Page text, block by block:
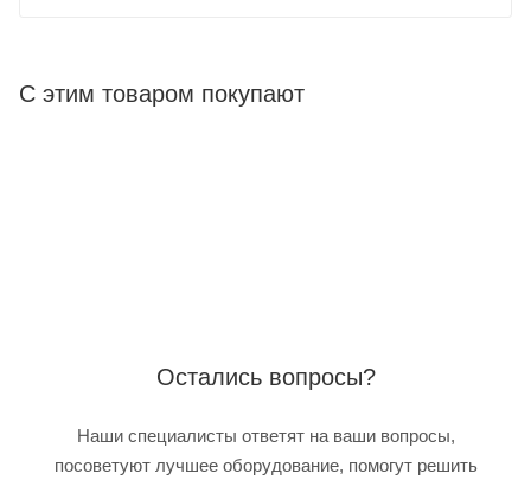
С этим товаром покупают
Остались вопросы?
Наши специалисты ответят на ваши вопросы,
посоветуют лучшее оборудование, помогут решить